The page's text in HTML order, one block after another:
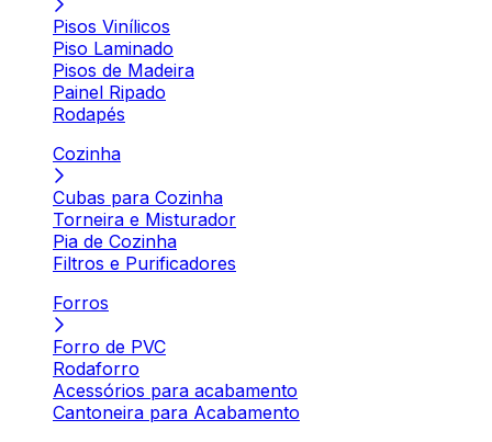
Pisos Vinílicos
Piso Laminado
Pisos de Madeira
Painel Ripado
Rodapés
Cozinha
Cubas para Cozinha
Torneira e Misturador
Pia de Cozinha
Filtros e Purificadores
Forros
Forro de PVC
Rodaforro
Acessórios para acabamento
Cantoneira para Acabamento